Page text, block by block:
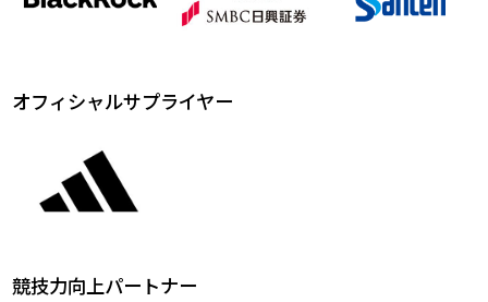
オフィシャルサプライヤー
競技力向上パートナー